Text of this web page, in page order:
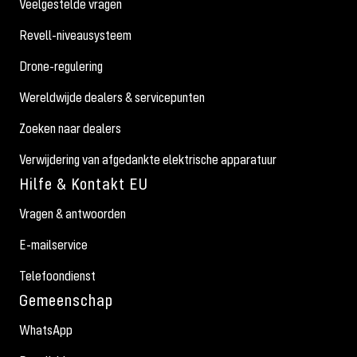
Veelgestelde vragen
Revell-niveausysteem
Drone-regulering
Wereldwijde dealers & servicepunten
Zoeken naar dealers
Verwijdering van afgedankte elektrische apparatuur
Hilfe & Kontakt EU
Vragen & antwoorden
E-mailservice
Telefoondienst
Gemeenschap
WhatsApp